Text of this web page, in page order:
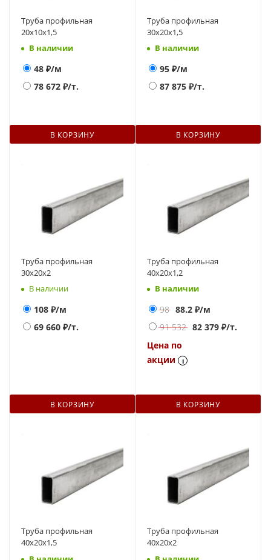
Труба профильная
20х10х1,5
В наличии
48 ₽/м
78 672 ₽/т.
В КОРЗИНУ
Труба профильная
30х20х1,5
В наличии
95 ₽/м
87 875 ₽/т.
В КОРЗИНУ
Труба профильная
30х20х2
В наличии
108 ₽/м
69 660 ₽/т.
В КОРЗИНУ
Труба профильная
40х20х1,2
В наличии
98 88.2 ₽/м
91 532 82 379 ₽/т.
Цена по
акции
i
В КОРЗИНУ
Труба профильная
40х20х1,5
Труба профильная
40х20х2